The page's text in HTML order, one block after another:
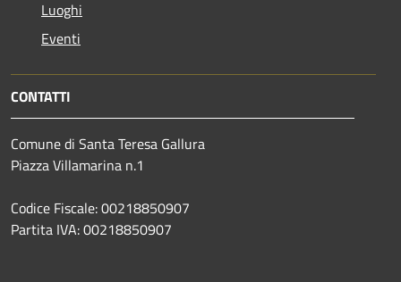
Luoghi
Eventi
CONTATTI
Comune di Santa Teresa Gallura
Piazza Villamarina n.1
Codice Fiscale: 00218850907
Partita IVA: 00218850907